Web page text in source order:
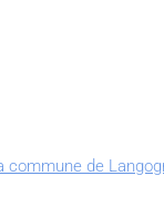
commune de